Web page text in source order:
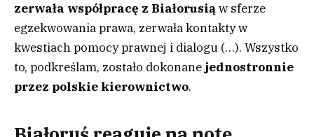
zerwała współpracę z Białorusiąw sferze
egzekwowania prawa, zerwała kontakty w
kwestiach pomocy prawnej i dialogu (…). Wszystko
to, podkreślam, zostało dokonane jednostronnie
przez polskie kierownictwo.